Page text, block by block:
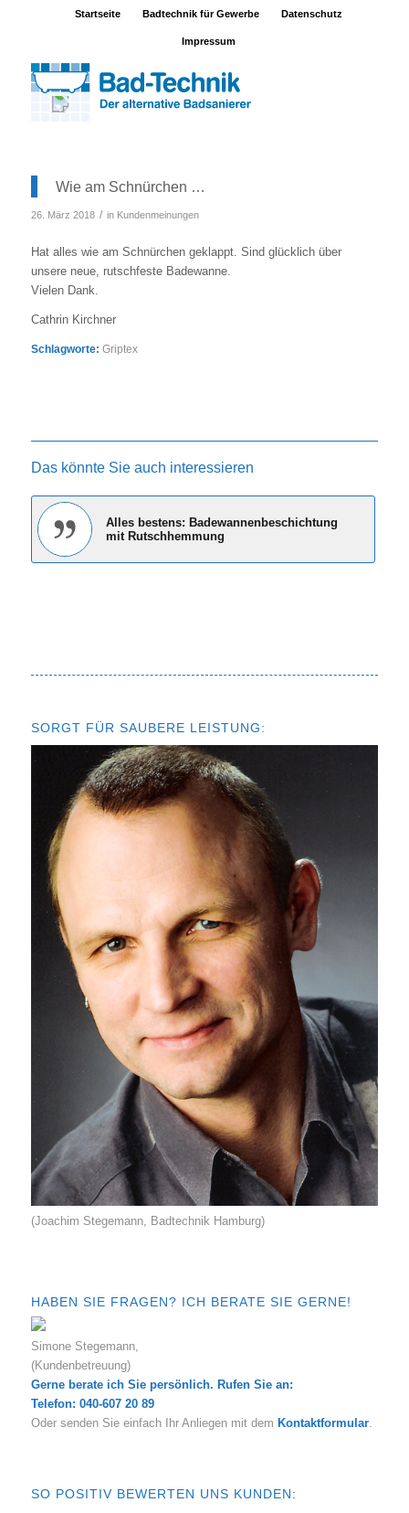
Startseite Badtechnik für Gewerbe Datenschutz
Impressum
Wie am Schnürchen …
26. März 2018 / in Kundenmeinungen
Hat alles wie am Schnürchen geklappt. Sind glücklich über
unsere neue, rutschfeste Badewanne.
Vielen Dank.
Cathrin Kirchner
Schlagworte: Griptex
Das könnte Sie auch interessieren
Alles bestens: Badewannenbeschichtung
mit Rutschhemmung
SORGT FÜR SAUBERE LEISTUNG:
(Joachim Stegemann, Badtechnik Hamburg)
HABEN SIE FRAGEN? ICH BERATE SIE GERNE!
Simone Stegemann,
(Kundenbetreuung)
Gerne berate ich Sie persönlich. Rufen Sie an:
Telefon: 040-607 20 89
Oder senden Sie einfach Ihr Anliegen mit dem Kontaktformular.
SO POSITIV BEWERTEN UNS KUNDEN: